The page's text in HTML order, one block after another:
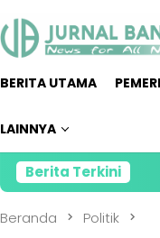
BERITA UTAMA
LAINNYA
Berita Terkini
Beranda Politik